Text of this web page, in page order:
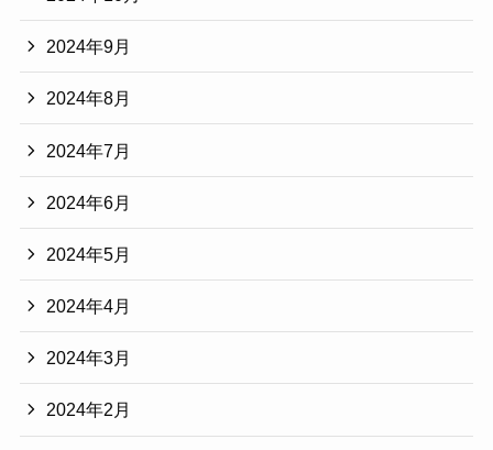
2024年9月
2024年8月
2024年7月
2024年6月
2024年5月
2024年4月
2024年3月
2024年2月